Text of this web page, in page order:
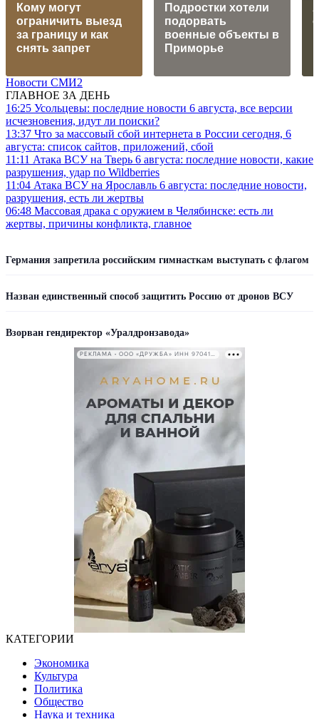
Кому могут
ограничить выезд
за границу и как
снять запрет
Подростки хотели
подорвать
военные объекты в
Приморье
Новости СМИ2
ГЛАВНОЕ ЗА ДЕНЬ
16:25 Усольцевы: последние новости 6 августа, все версии
исчезновения, идут ли поиски?
13:37 Что за массовый сбой интернета в России сегодня, 6
августа: список сайтов, приложений, сбой
11:11 Атака ВСУ на Тверь 6 августа: последние новости, какие
разрушения, удар по Wildberries
11:04 Атака ВСУ на Ярославль 6 августа: последние новости,
разрушения, есть ли жертвы
06:48 Массовая драка с оружием в Челябинске: есть ли
жертвы, причины конфликта, главное
Германия запретила российским гимнасткам выступать с флагом
Назван единственный способ защитить Россию от дронов ВСУ
Взорван гендиректор «Уралдронзавода»
РЕКЛАМА • ООО «ДРУЖБА» ИНН 9704146411
КАТЕГОРИИ
Экономика
Культура
Политика
Общество
Наука и техника